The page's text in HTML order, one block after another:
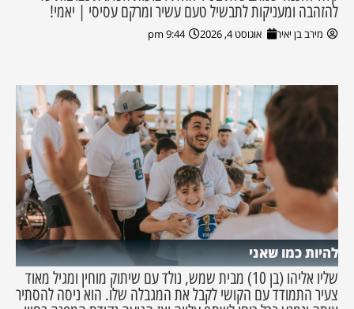
להזהבה ומעניקות לתבשיל טעם עשיר ומרקם עסיסי | יאמי!
מירב בן יאיר אוגוסט 4, 2026 9:44 pm
להיות כמו שאני
שליו אליהו (בן 10) מבית שמש, נולד עם שיתוק מוחין ומגיל מאוד
צעיר התמודד עם הקושי לקבל את המגבלה שלו. הוא ניסה להסתיר